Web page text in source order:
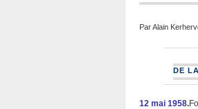
ParAlain
DE
12 mai 1958.